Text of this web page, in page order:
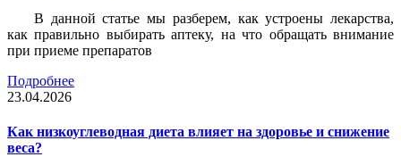
В данной статье мы разберем, как устроены лекарства,
как правильно выбирать аптеку, на что обращать внимание
при приеме препаратов
Подробнее
23.04.2026
Как низкоуглеводная диета влияет на здоровье и снижение
веса?